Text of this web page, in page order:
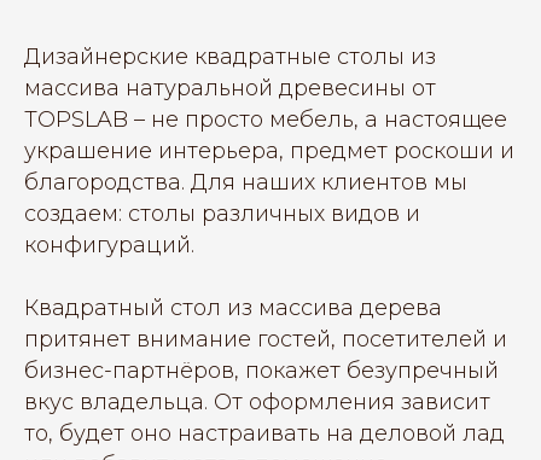
Дизайнерские квадратные столы из
массива натуральной древесины от
TOPSLAB – не просто мебель, а настоящее
украшение интерьера, предмет роскоши и
благородства. Для наших клиентов мы
создаем: столы различных видов и
конфигураций.
Квадратный стол из массива дерева
притянет внимание гостей, посетителей и
бизнес-партнёров, покажет безупречный
вкус владельца. От оформления зависит
то, будет оно настраивать на деловой лад